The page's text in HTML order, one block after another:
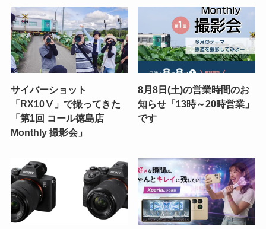
サイバーショット
「RX10Ⅴ」で撮ってきた
「第1回 コール徳島店
Monthly 撮影会」
8月8日(土)の営業時間のお
知らせ「13時～20時営業」
です